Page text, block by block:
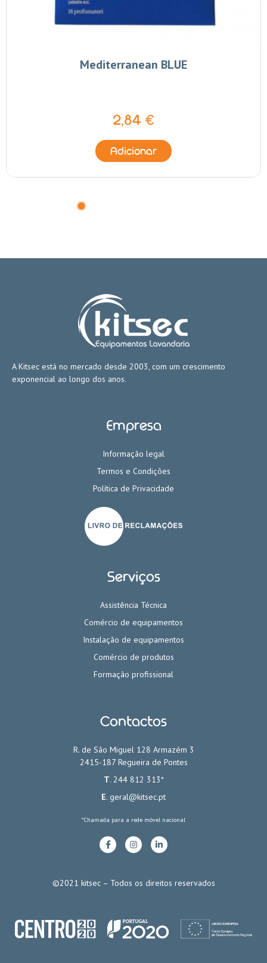
Mediterranean BLUE
2,84 €
Adicionar
A Kitsec está no mercado desde 2003, com um crescimento
exponencial ao longo dos anos.
Empresa
Informação legal
Termos e Condições
Política de Privacidade
Serviços
Assistência Técnica
Comércio de equipamentos
Instalação de equipamentos
Comércio de produtos
Formação profissional
Contactos
R. de São Miguel 128 Armazém 3
2415-187 Regueira de Pontes
T. 244 812 313*
E. geral@kitsec.pt
*Chamada para a rede móvel nacional
©2021 kitsec – Todos os direitos reservados